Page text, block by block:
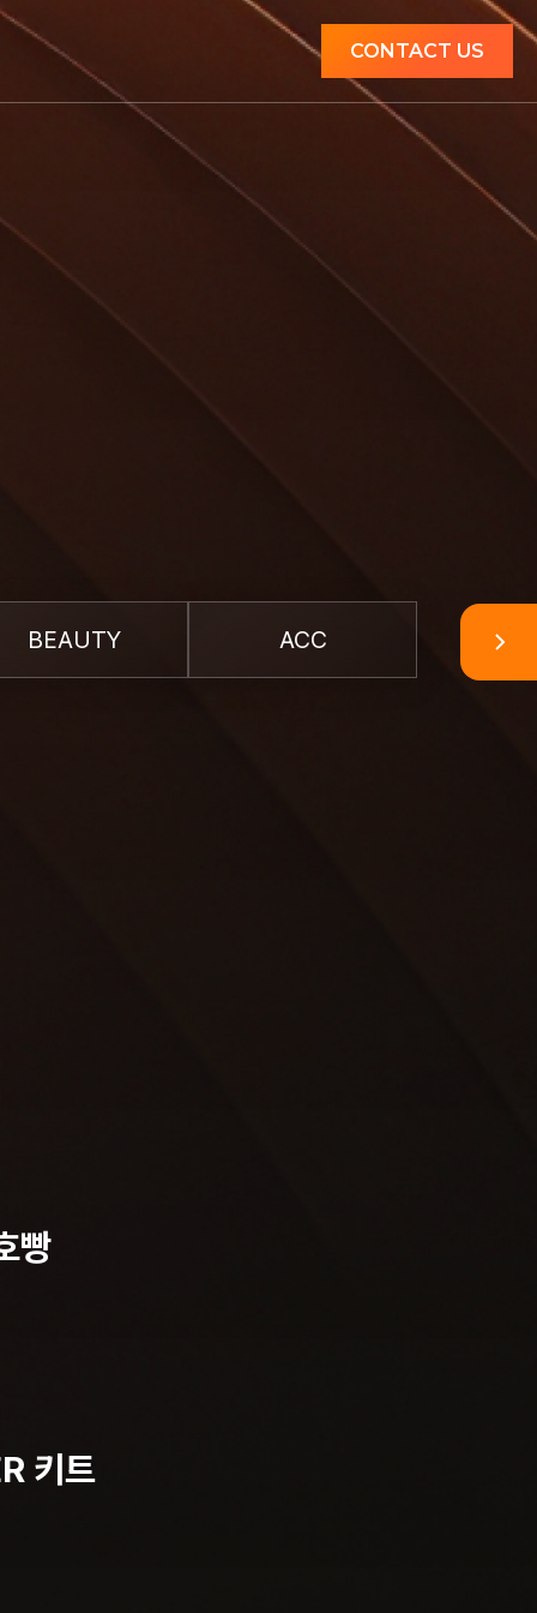
CONTACT US
BEAUTY ACC
빵
키트